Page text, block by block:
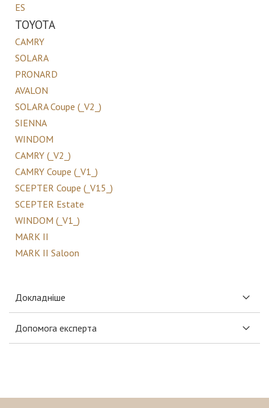
ES
TOYOTA
CAMRY
SOLARA
PRONARD
AVALON
SOLARA Coupe (_V2_)
SIENNA
WINDOM
CAMRY (_V2_)
CAMRY Coupe (_V1_)
SCEPTER Coupe (_V15_)
SCEPTER Estate
WINDOM (_V1_)
MARK II
MARK II Saloon
Докладніше
Допомога експерта